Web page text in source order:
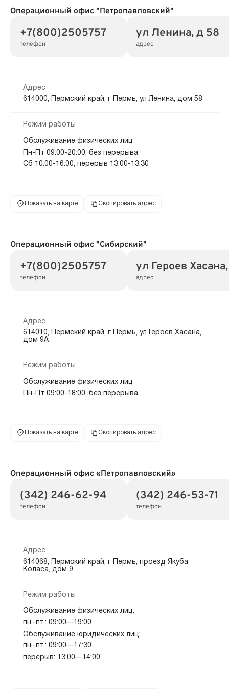
Операционный офис "Петропавловский"
+7(800)2505757
телефон
ул Ленина, д 58
адрес
Адрес
614000, Пермский край, г Пермь, ул Ленина, дом 58
Режим работы
Обслуживание физических лиц
Пн-Пт 09:00-20:00, без перерыва
Сб 10:00-16:00, перерыв 13:00-13:30
Показать на карте Скопировать адрес
Операционный офис "Сибирский"
+7(800)2505757
телефон
ул Героев
адрес
Адрес
614010, Пермский край, г Пермь, ул Героев Хасана,
дом 9А
Режим работы
Обслуживание физических лиц
Пн-Пт 09:00-18:00, без перерыва
Показать на карте Скопировать адрес
Операционный офис «Петропавловский»
(342) 246-62-94
телефон
(342) 246-53-71
телефон
Адрес
614068, Пермский край, г Пермь, проезд Якуба
Коласа, дом 9
Режим работы
Обслуживание физических лиц:
пн.-пт.: 09:00—19:00
Обслуживание юридических лиц:
пн.-пт.: 09:00—17:30
перерыв: 13:00—14:00